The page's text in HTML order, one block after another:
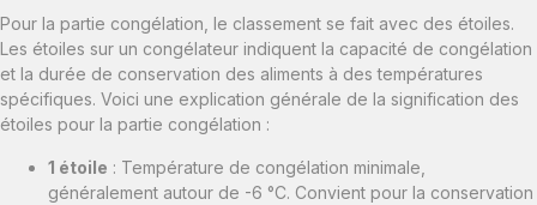
Pour la partie congélation, le classement se fait avec des étoiles.
Les étoiles sur un congélateur indiquent la capacité de congélation
et la durée de conservation des aliments à des températures
spécifiques. Voici une explication générale de la signification des
étoiles pour la partie congélation :
1 étoile : Température de congélation minimale,
généralement autour de -6 °C. Convient pour la conservation